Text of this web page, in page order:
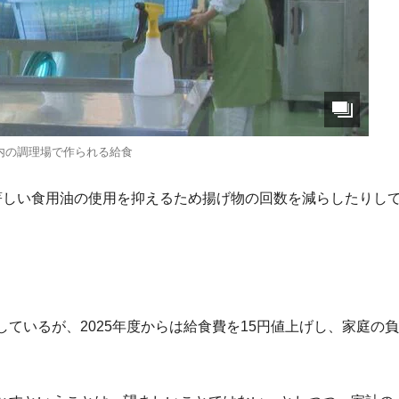
の調理場で作られる給食
い食用油の使用を抑えるため揚げ物の回数を減らしたりし
いるが、2025年度からは給食費を15円値上げし、家庭の負